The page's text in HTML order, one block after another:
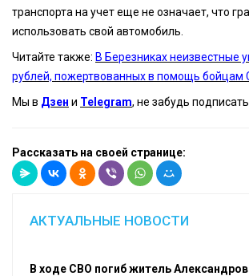
транспорта на учет еще не означает, что
использовать свой автомобиль.
Читайте также: В Березниках неизвестные
рублей, пожертвованных в помощь бойцам
Мы в Дзен и Telegram, не забудь
Рассказать на своей странице:
АКТУАЛЬНЫЕ НОВОСТИ
В ходе СВО погиб житель